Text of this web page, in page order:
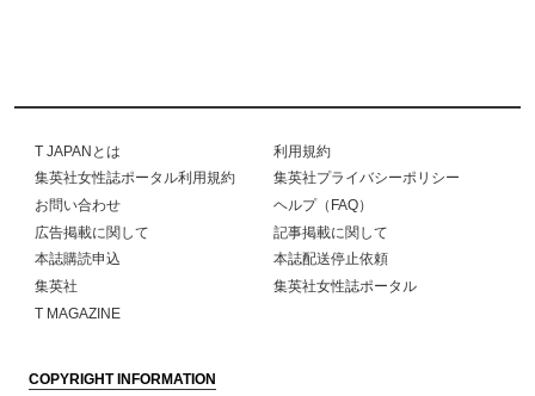
T JAPANとは
利用規約
集英社女性誌ポータル利用規約
集英社プライバシーポリシー
お問い合わせ
ヘルプ（FAQ）
広告掲載に関して
記事掲載に関して
本誌購読申込
本誌配送停止依頼
集英社
集英社女性誌ポータル
T MAGAZINE
COPYRIGHT INFORMATION